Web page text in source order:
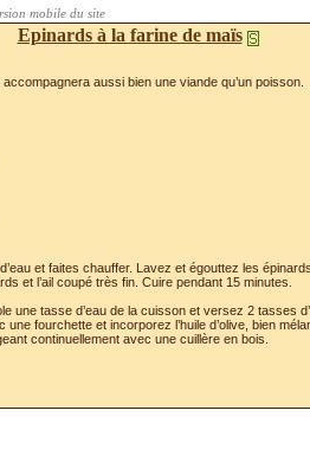
Epinards à la farine de maïs
aussi bien une viande qu’un poisson.
et faites chauffer. Lavez et égouttez les
et l’ail coupé très fin. Cuire pendant 15 minutes.
une tasse d’eau de la cuisson et versez 2 tasses
fourchette et incorporez l’huile d’olive, bien
continuellement avec une cuillère en bois.